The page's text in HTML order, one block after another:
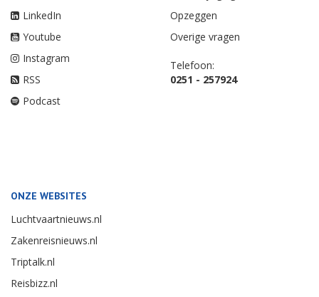
LinkedIn
Youtube
Instagram
RSS
Podcast
Opzeggen
Overige vragen
Telefoon:
0251 - 257924
ONZE WEBSITES
Luchtvaartnieuws.nl
Zakenreisnieuws.nl
Triptalk.nl
Reisbizz.nl